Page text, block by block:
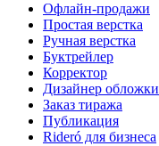
Офлайн-продажи
Простая верстка
Ручная верстка
Буктрейлер
Корректор
Дизайнер обложки
Заказ тиража
Публикация
Rideró для бизнеса